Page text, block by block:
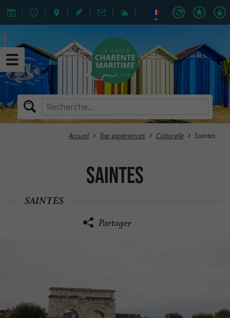
Accueil Top expériences Culturelle Saintes
Saintes
SAINTES
Partager